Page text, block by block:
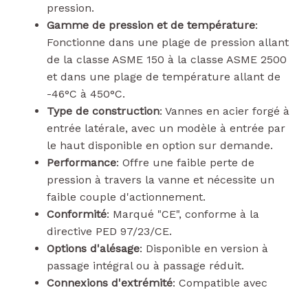
pression.
Gamme de pression et de température:
Fonctionne dans une plage de pression allant
de la classe ASME 150 à la classe ASME 2500
et dans une plage de température allant de
-46°C à 450°C.
Type de construction: Vannes en acier forgé à
entrée latérale, avec un modèle à entrée par
le haut disponible en option sur demande.
Performance: Offre une faible perte de
pression à travers la vanne et nécessite un
faible couple d'actionnement.
Conformité: Marqué "CE", conforme à la
directive PED 97/23/CE.
Options d'alésage: Disponible en version à
passage intégral ou à passage réduit.
Connexions d'extrémité: Compatible avec